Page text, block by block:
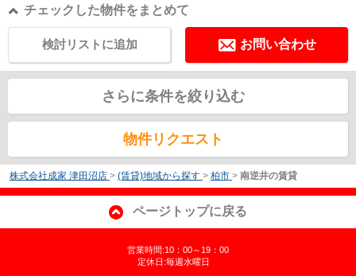
チェックした物件をまとめて
お問い合わせ
検討リストに追加
さらに条件を絞り込む
物件リクエスト
株式会社成家 津田沼店 > (賃貸)地域から探す > 柏市 > 南逆井の賃貸
ページトップに戻る
営業時間:10：00～19：00
定休日:毎週水曜日